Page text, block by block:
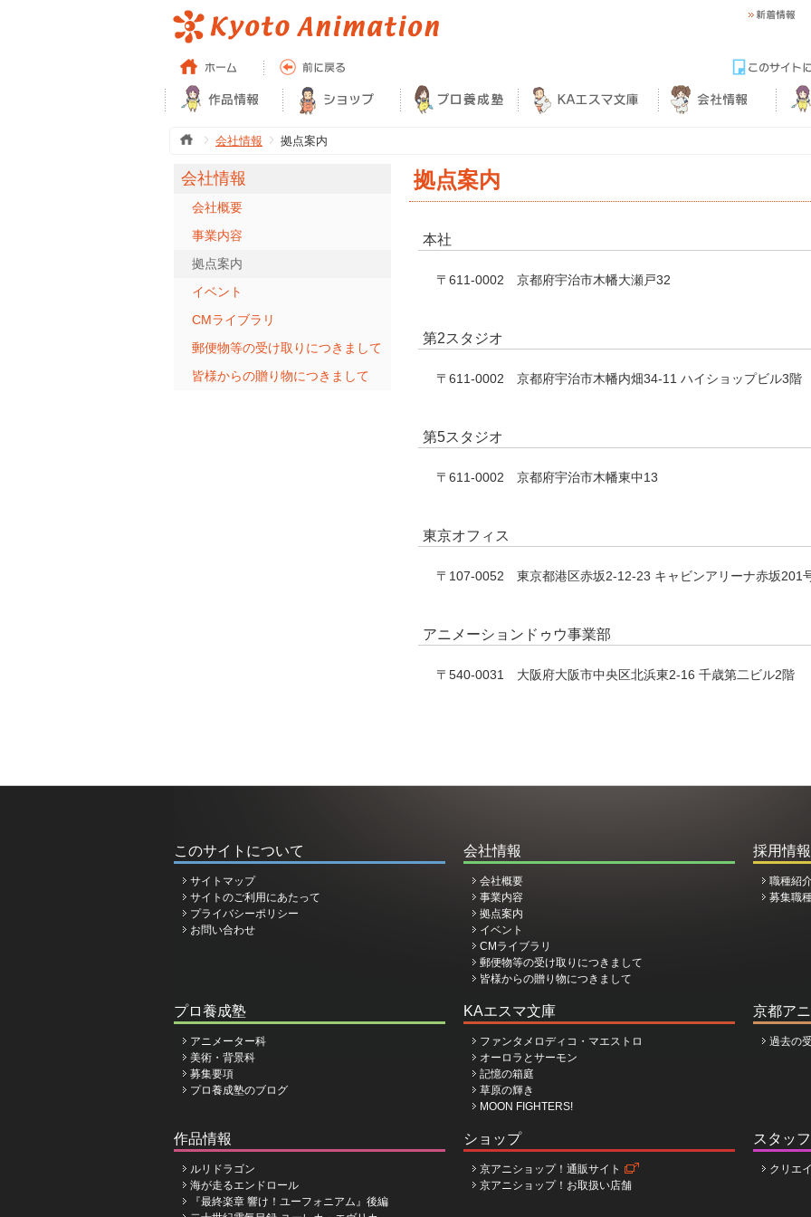
会社情報 拠点案内
会社情報
会社概要
事業内容
拠点案内
イベント
CMライブラリ
郵便物等の受け取りにつきまして
皆様からの贈り物につきまして
拠点案内
本社
〒611-0002 京都府宇治市木幡大瀬戸32
第2スタジオ
〒611-0002 京都府宇治市木幡内畑34-11 ハイショップビル3階
第5スタジオ
〒611-0002 京都府宇治市木幡東中13
東京オフィス
〒107-0052 東京都港区赤坂2-12-23 キャビンアリーナ赤坂201
アニメーションドゥウ事業部
〒540-0031 大阪府大阪市中央区北浜東2-16 千歳第二ビル2階
このサイトについて
サイトマップ
サイトのご利用にあたって
プライバシーポリシー
お問い合わせ
会社情報
会社概要
事業内容
拠点案内
イベント
CMライブラリ
郵便物等の受け取りにつきまして
皆様からの贈り物につきまして
採用情報
職種紹
募集職
プロ養成塾
アニメーター科
美術・背景科
募集要項
プロ養成塾のブログ
KAエスマ文庫
ファンタメロディコ・マエストロ
オーロラとサーモン
記憶の箱庭
草原の輝き
MOON FIGHTERS!
京都ア
過去の
作品情報
ルリドラゴン
海が走るエンドロール
『最終楽章 響け！ユーフォニアム』後編
ショップ
京アニショップ！通販サイト
京アニショップ！お取扱い店舗
スタッ
クリエ